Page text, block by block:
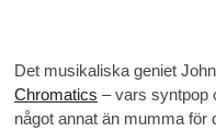
Det musikaliska geniet
Chromatics – vars syntpop
något annat än mumma för